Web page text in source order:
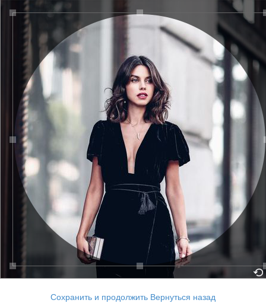
Сохранить и продолжить Вернуться назад